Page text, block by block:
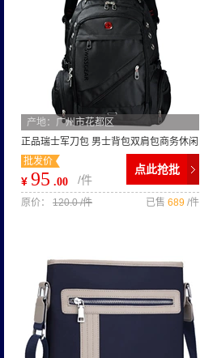
产地：广州市花都区
正品瑞士军刀包 男士背包双肩包商务休闲
电脑包背包品牌背包批发
批发价
¥ 95 .00 /件
点此抢批
已售 689 /件
原价： 120.0 /件